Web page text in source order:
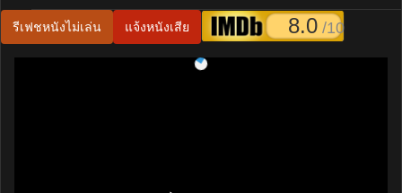
รีเฟชหนังไม่เล่น แจ้งหนังเสีย 8.0 /10